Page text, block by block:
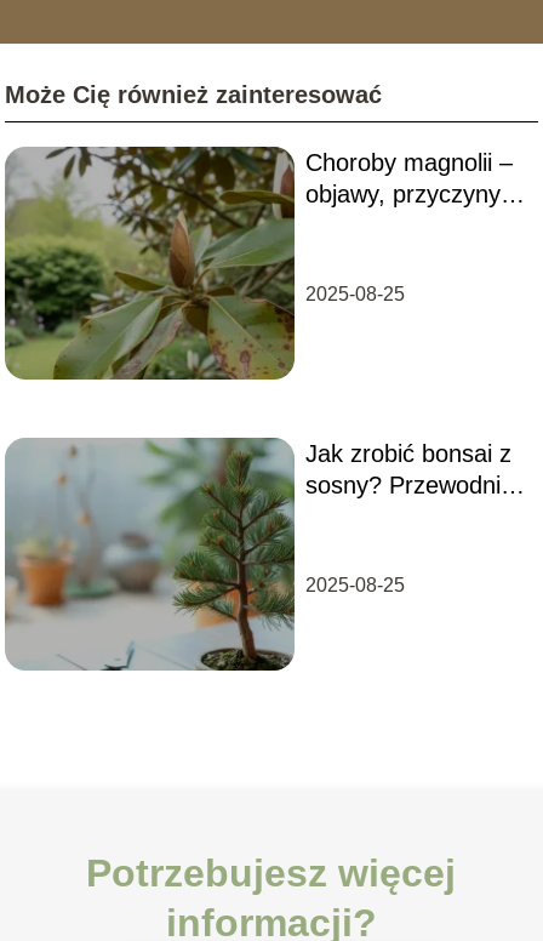
remonty trzeba powtarzać co dwa sezony. Analizuję
kompozytowych i systemów wentylowanych, po
tradycyjną ceramikę. Moim celem jest edukowanie
"instagramowy", ale przede wszystkim trwały,
bezpieczny i zgodny z przepisami wspólnot
mieszkaniowych.
Może Cię również zainteresować
Choroby magnolii –
objawy, przyczyny,
2025-08-25
Jak zrobić bonsai z
sosny? Przewodnik
2025-08-25
Potrzebujesz więcej
informacji?